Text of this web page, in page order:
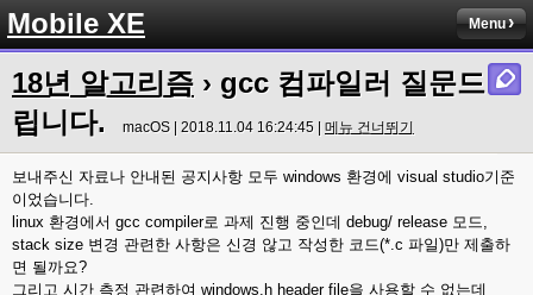
Mobile XE Menu
18년 알고리즘 › gcc 컴파일러 질문드
립니다.
macOS | 2018.11.04 16:24:45 | 메뉴 건너뛰기
보내주신 자료나 안내된 공지사항 모두 windows 환경에 visual studio기준
이었습니다.
linux 환경에서 gcc compiler로 과제 진행 중인데 debug/ release 모드,
stack size 변경 관련한 사항은 신경 않고 작성한 코드(*.c 파일)만 제출하
면 될까요?
그리고 시간 측정 관련하여 windows.h header file을 사용할 수 없는데